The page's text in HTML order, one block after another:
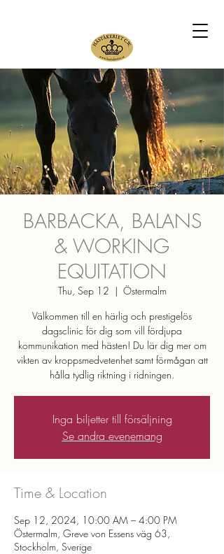
BARBACKA, BALANS
& WORKING
EQUITATION
Thu, Sep 12
  |
Östermalm
Välkommen till en härlig och prestigelös
dagsclinic för dig som vill fördjupa
kommunikation med hästen! Du lär dig mer om
vikten av kroppsmedvetenhet samt förmågan att
hålla tydlig riktning i ridningen.
Inga biljetter till försäljning
Se andra evenemang
Time & Location
Sep 12, 2024, 10:00 AM – 4:00 PM
Östermalm, Greve von Essens väg 63,
Stockholm, Sverige